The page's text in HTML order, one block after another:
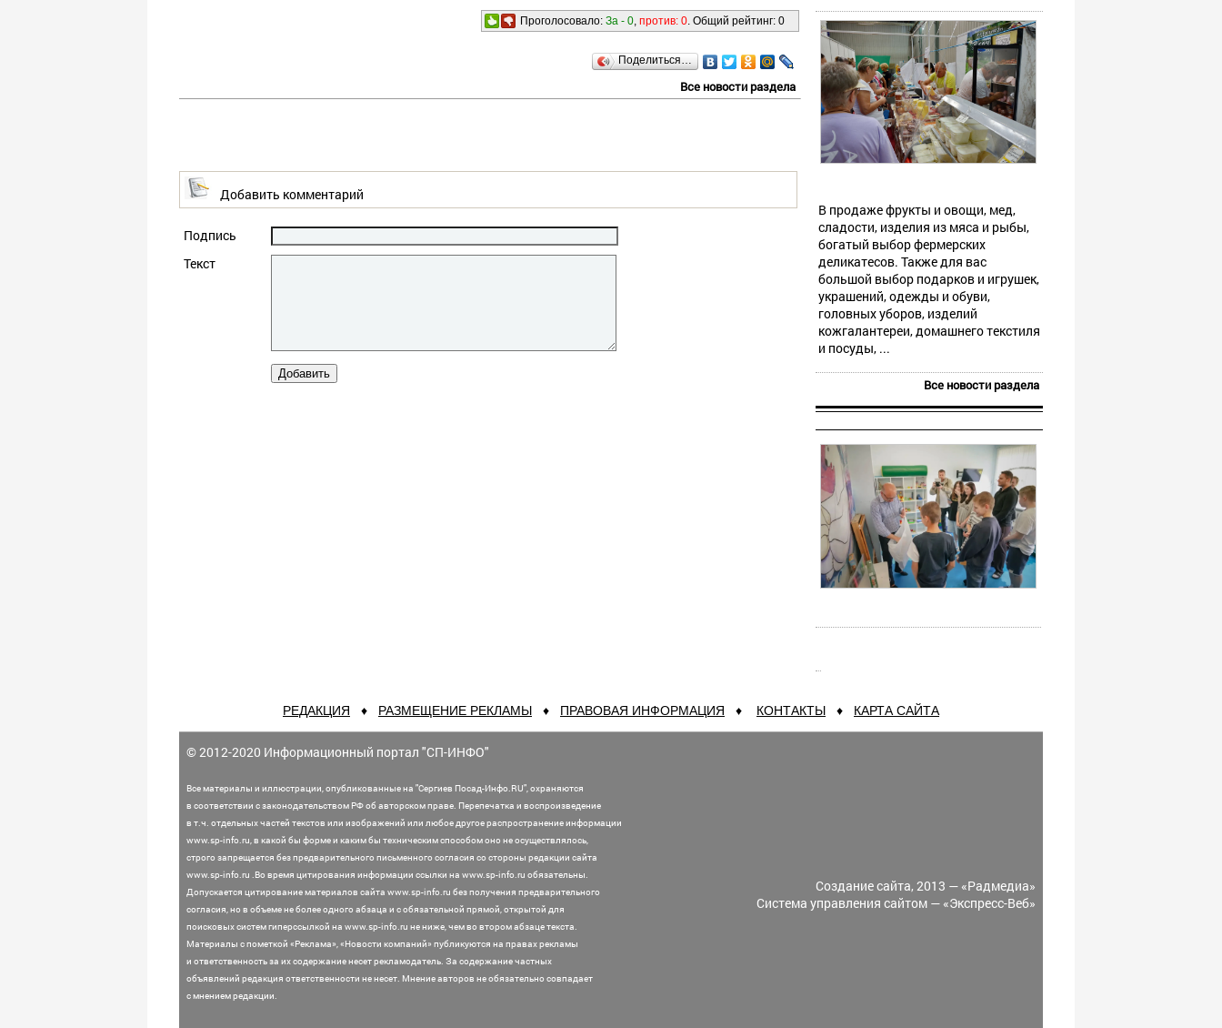
Проголосовало: За - 0, против: 0. Общий рейтинг: 0
Поделиться…
Все новости раздела
Добавить комментарий
Подпись
Текст
В продаже фрукты и овощи, мед,
сладости, изделия из мяса и рыбы,
богатый выбор фермерских
деликатесов. Также для вас
большой выбор подарков и игрушек,
украшений, одежды и обуви,
головных уборов, изделий
кожгалантереи, домашнего текстиля
и посуды, ...
Все новости раздела
РЕДАКЦИЯ ♦ РАЗМЕЩЕНИЕ РЕКЛАМЫ ♦ ПРАВОВАЯ ИНФОРМАЦИЯ ♦ КОНТАКТЫ ♦ КАРТА САЙТА
© 2012-2020 Информационный портал "СП-ИНФО"
Все материалы и иллюстрации,опубликованные на "Сергиев Посад-Инфо.RU", охраняются
в соответствии с законодательством РФ об авторском праве. Перепечатка и воспроизведение
в т.ч. отдельных частей текстов или изображений или любое другое распространение информации
www.sp-info.ru, в какой бы форме и каким бы техническим способом оно не осуществлялось,
строго запрещается без предварительного письменного согласия со стороны редакции сайта
www.sp-info.ru .Во время цитирования информации ссылки на www.sp-info.ru обязательны.
Допускается цитирование материалов сайта www.sp-info.ru без получения предварительного
согласия, но в объеме не более одного абзаца и с обязательной прямой, открытой для
поисковых систем гиперссылкой на www.sp-info.ru не ниже, чем во втором абзаце текста.
Материалы с пометкой «Реклама», «Новости компаний» публикуются на правах рекламы
и ответственность за их содержание несет рекламодатель. За содержание частных
объявлений редакция ответственности не несет. Мнениеавторов не обязательно совпадает
с мнением редакции.
Создание сайта, 2013 — «Радмедиа»
Система управления сайтом — «Экспресс-Веб»